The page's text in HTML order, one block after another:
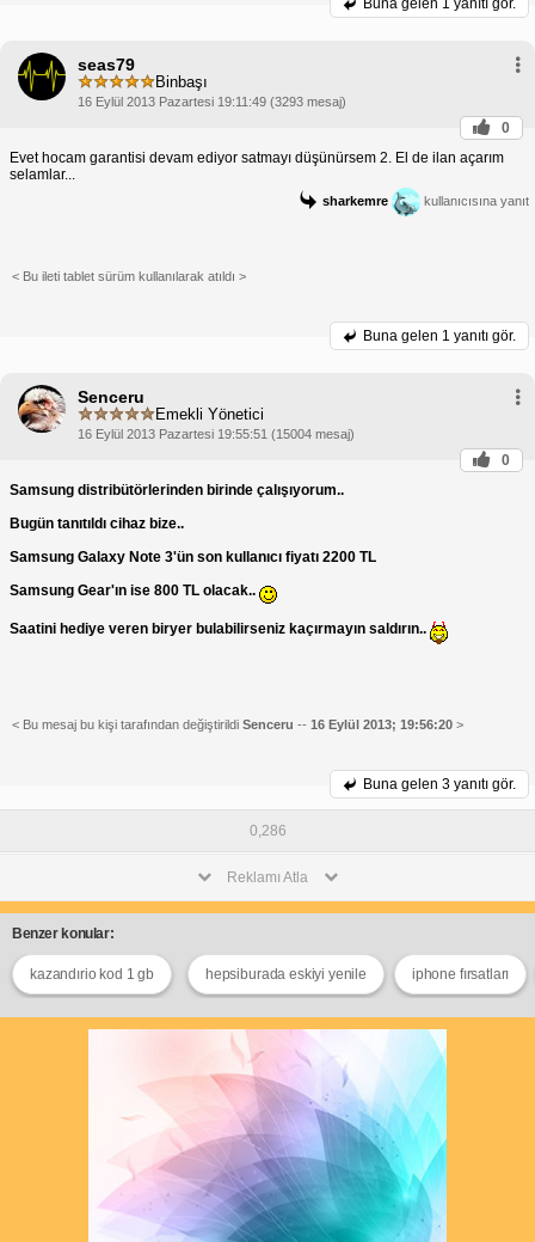
seas79
Binbaşı
16 Eylül 2013 Pazartesi 19:11:49 (3293 mesaj)
0
Evet hocam garantisi devam ediyor satmayı düşünürsem 2. El de ilan açarım
selamlar...
sharkemre kullanıcısına yanıt
< Bu ileti tablet sürüm kullanılarak atıldı >
Buna gelen 1 yanıtı gör.
Senceru
Emekli Yönetici
16 Eylül 2013 Pazartesi 19:55:51 (15004 mesaj)
0
Samsung distribütörlerinden birinde çalışıyorum..
Bugün tanıtıldı cihaz bize..
Samsung Galaxy Note 3'ün son kullanıcı fiyatı 2200 TL
Samsung Gear'ın ise 800 TL olacak..
Saatini hediye veren biryer bulabilirseniz kaçırmayın saldırın..
< Bu mesaj bu kişi tarafından değiştirildi Senceru -- 16 Eylül 2013; 19:56:20 >
Buna gelen 3 yanıtı gör.
0,286
Reklamı Atla
Benzer konular:
kazandırio kod 1 gb hepsiburada eskiyi yenile iphone fırsatları